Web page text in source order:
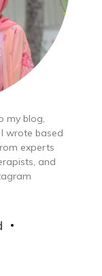
my blog,
wrote based
experts
and